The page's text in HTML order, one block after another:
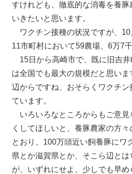
すけれども、徹底的な消毒を養
いきたいと思います。
ワクチン接種の状況ですが、10
11市町村において59農場、6万7
15日から高崎市で、既に旧吉井
は全国でも最大の規模だと思い
辺からですね、おそらくワクチ
ています。
いろいろなところからもご意見
くしてほしいと、養豚農家の方
とおり、100万頭近い飼養豚にワ
県とか滋賀県とか、そこら辺と
が、いずれにせよ、少しでも早